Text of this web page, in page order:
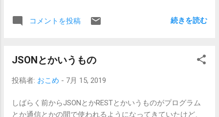
winver と入力してもバージョンが確認できます。 バージョ
プデートでOS ビルド 18362.267になり修正されました) エ
ミュレータが実行可能なのは現状では1803と1809です。
Windows Insider Programで18932を使用するとエミュレー
ん。 AMD RyzenでAndroid x86エミュレータの利用可能状況
(1803以降...
す。Applicationというクラスを継承するようです。
import javax.ws.rs.core.Application; @ApplicationPath("/api")
classを作ります。 @の機能は推測どおりかと思うので GET
net.siisise.example.rest; @Path("/menu") public class
コメントを投稿 続きを読む
JSONとかいうもの
投稿者: おこめ - 7月 15, 2019
しばらく前からJSONとかRESTとかいうものがプログラム
とか通信とかの間で使われるようになってきていたけど、